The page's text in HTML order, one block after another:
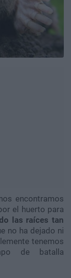
encontramos
el huerto para
las raíces tan
no ha dejado ni
tenemos
de batalla